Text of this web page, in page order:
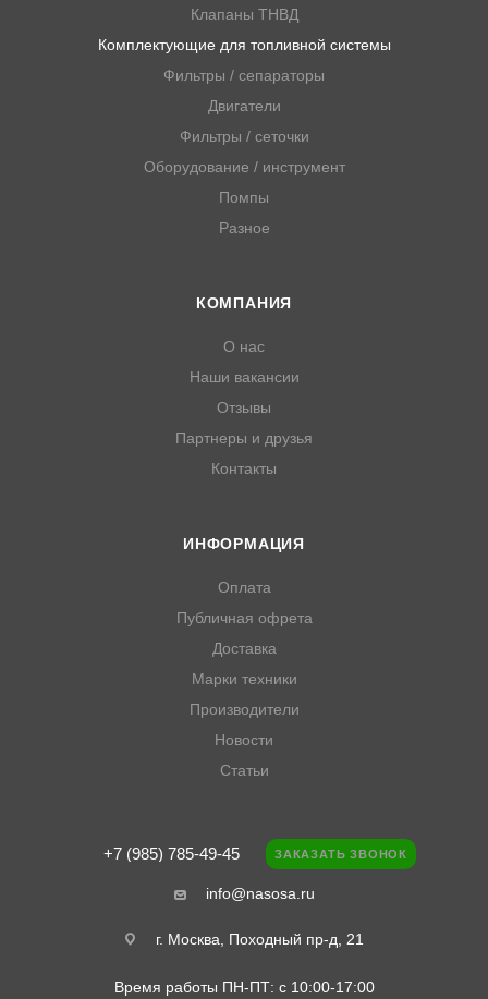
Клапаны ТНВД
Комплектующие для топливной системы
Фильтры / сепараторы
Двигатели
Фильтры / сеточки
Оборудование / инструмент
Помпы
Разное
КОМПАНИЯ
О нас
Наши вакансии
Отзывы
Партнеры и друзья
Контакты
ИНФОРМАЦИЯ
Оплата
Публичная офрета
Доставка
Марки техники
Производители
Новости
Статьи
+7 (985) 785-49-45 ЗАКАЗАТЬ ЗВОНОК
info@nasosa.ru
г. Москва, Походный пр-д, 21
Время работы ПН-ПТ: с 10:00-17:00